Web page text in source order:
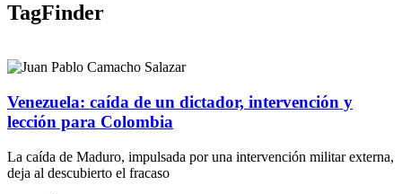
TagFinder
Venezuela: caída de un dictador, intervención y
lección para Colombia
La caída de Maduro, impulsada por una intervención militar externa,
deja al descubierto el fracaso